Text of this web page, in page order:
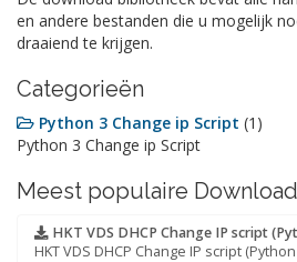
en andere bestanden die u mogelijk
draaiend te krijgen.
Categorieën
Python 3 Change ip Script (1)
Python 3 Change ip Script
Meest populaire
HKT VDS DHCP Change IP script
HKT VDS DHCP Change IP script